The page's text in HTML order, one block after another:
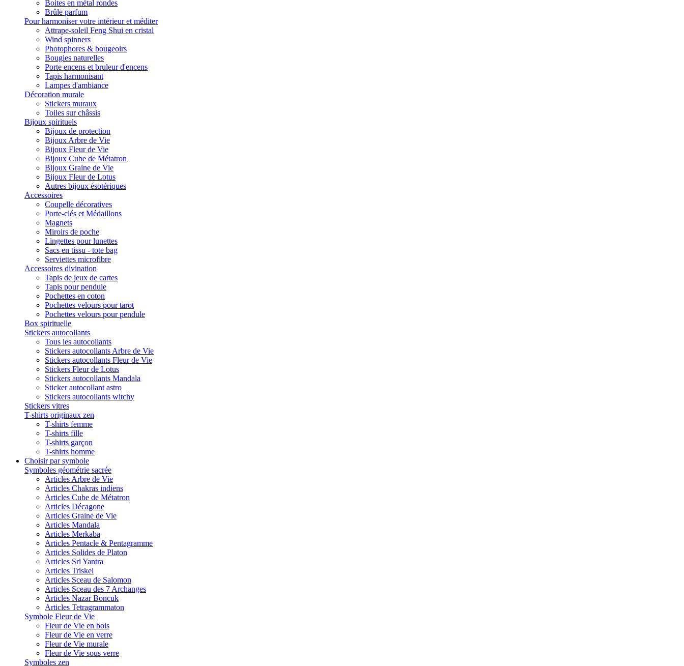
Boites en métal rondes
Brûle parfum
Pour harmoniser votre intérieur et méditer
Attrape-soleil Feng Shui en cristal
Wind spinners
Photophores & bougeoirs
Bougies naturelles
Porte encens et bruleur d'encens
Tapis harmonisant
Lampes d'ambiance
Décoration murale
Stickers muraux
Toiles sur châssis
Bijoux spirituels
Bijoux de protection
Bijoux Arbre de Vie
Bijoux Fleur de Vie
Bijoux Cube de Métatron
Bijoux Graine de Vie
Bijoux Fleur de Lotus
Autres bijoux ésotériques
Accessoires
Coupelle décoratives
Porte-clés et Médaillons
Magnets
Miroirs de poche
Lingettes pour lunettes
Sacs en tissu - tote bag
Serviettes microfibre
Accessoires divination
Tapis de jeux de cartes
Tapis pour pendule
Pochettes en coton
Pochettes velours pour tarot
Pochettes velours pour pendule
Box spirituelle
Stickers autocollants
Tous les autocollants
Stickers autocollants Arbre de Vie
Stickers autocollants Fleur de Vie
Stickers Fleur de Lotus
Stickers autocollants Mandala
Sticker autocollant astro
Stickers autocollants witchy
Stickers vitres
T-shirts originaux zen
T-shirts femme
T-shirts fille
T-shirts garçon
T-shirts homme
Choisir par symbole
Symboles géométrie sacrée
Articles Arbre de Vie
Articles Chakras indiens
Articles Cube de Métatron
Articles Décagone
Articles Graine de Vie
Articles Mandala
Articles Merkaba
Articles Pentacle & Pentagramme
Articles Solides de Platon
Articles Sri Yantra
Articles Triskel
Articles Sceau de Salomon
Articles Sceau des 7 Archanges
Articles Nazar Boncuk
Articles Tetragrammaton
Symbole Fleur de Vie
Fleur de Vie en bois
Fleur de Vie en verre
Fleur de Vie murale
Fleur de Vie sous verre
Symboles zen